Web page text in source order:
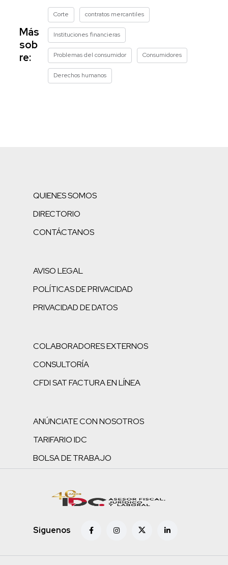
Más
sob
re:
Corte contratos mercantiles
Instituciones financieras
Problemas del consumidor Consumidores
Derechos humanos
QUIENES SOMOS
DIRECTORIO
CONTÁCTANOS
AVISO LEGAL
POLÍTICAS DE PRIVACIDAD
PRIVACIDAD DE DATOS
COLABORADORES EXTERNOS
CONSULTORÍA
CFDI SAT FACTURA EN LÍNEA
ANÚNCIATE CON NOSOTROS
TARIFARIO IDC
BOLSA DE TRABAJO
Siguenos